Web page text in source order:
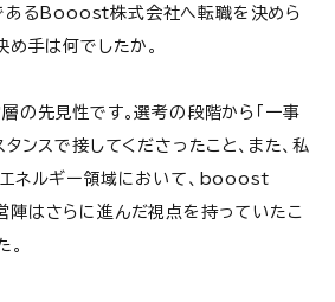
ある Booost株式会社へ転職を決めら
め手は何でしたか。
の先見性です。選考の段階から「一事
ンスで接してくださったこと、また、私
エネルギー領域において、booost
さらに進んだ視点を持っていたこ
。